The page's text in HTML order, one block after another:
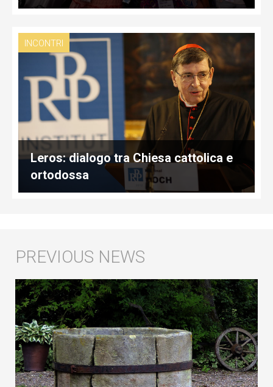
INCONTRI
Leros: dialogo tra Chiesa cattolica e
ortodossa